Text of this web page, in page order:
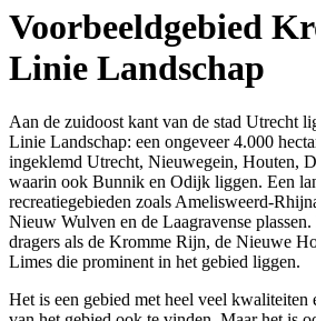
Voorbeeldgebied
Linie Landschap
Aan de zuidoost kant van de stad Utrecht
Linie Landschap: een ongeveer 4.000
ingeklemd Utrecht, Nieuwegein, Houten,
waarin ook Bunnik en Odijk liggen. Een
recreatiegebieden zoals Amelisweerd-
Nieuw Wulven en de Laagravense
dragers als de Kromme Rijn, de Nieuwe
Limes die prominent in het gebied liggen.
Het is een gebied met heel veel kwaliteiten